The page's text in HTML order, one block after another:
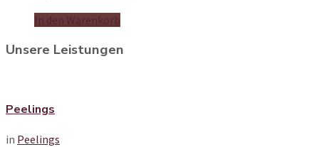
In den Warenkorb
Unsere Leistungen
Peelings
in Peelings